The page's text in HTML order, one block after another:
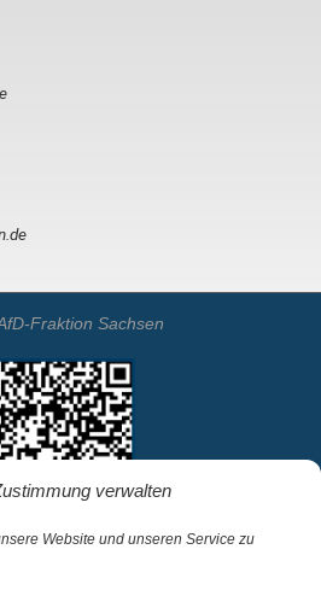
verwalten
Website und unseren Service zu
Fraktion Sachsen